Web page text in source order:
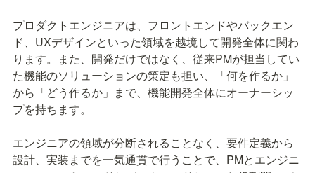
プロダクトエンジニアは、フロントエンドやバックエン
ド、UXデザインといった領域を越境して開発全体に関わ
ります。また、開発だけではなく、従来PMが担当してい
た機能のソリューションの策定も担い、「何を作るか」
から「どう作るか」まで、機能開発全体にオーナーシッ
プを持ちます。
エンジニアの領域が分断されることなく、要件定義から
設計、実装までを一気通貫で行うことで、PMとエンジニ